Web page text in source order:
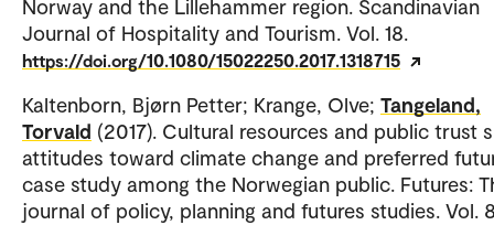
Norway and the Lillehammer region. Scandinavian
Journal of Hospitality and Tourism. Vol. 18.
https://doi.org/10.1080/15022250.2017.1318715
Kaltenborn, Bjørn Petter; Krange, Olve; Tangeland,
Torvald (2017). Cultural resources and public trust
attitudes toward climate change and preferred
case study among the Norwegian public. Futures:
journal of policy, planning and futures studies. Vol.